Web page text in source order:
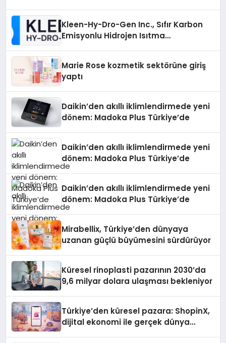
Kleen-Hy-Dro-Gen Inc., Sıfır Karbon
Emisyonlu Hidrojen Isıtma
Marie Rose kozmetik sektörüne giriş
yaptı
Daikin’den akıllı iklimlendirmede yeni
dönem: Madoka Plus Türkiye’de
Daikin’den akıllı iklimlendirmede yeni
dönem: Madoka Plus Türkiye’de
Daikin’den akıllı iklimlendirmede yeni
dönem: Madoka Plus Türkiye’de
Mirabellix, Türkiye’den dünyaya
uzanan güçlü büyümesini sürdürüyor
Küresel rinoplasti pazarının 2030’da
9,6 milyar dolara ulaşması bekleniyor
Türkiye’den küresel pazara: ShopinX,
dijital ekonomi ile gerçek dünya